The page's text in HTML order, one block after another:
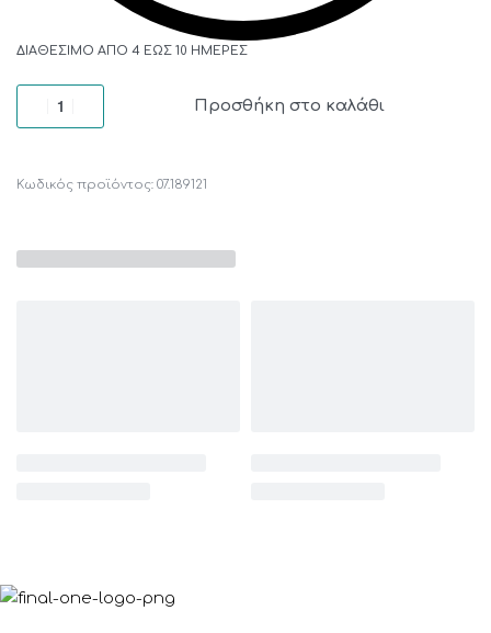
ΔΙΑΘΈΣΙΜΟ ΑΠΌ 4 ΈΩΣ 10 ΗΜΈΡΕΣ
Προσθήκη στο καλάθι
07.189121